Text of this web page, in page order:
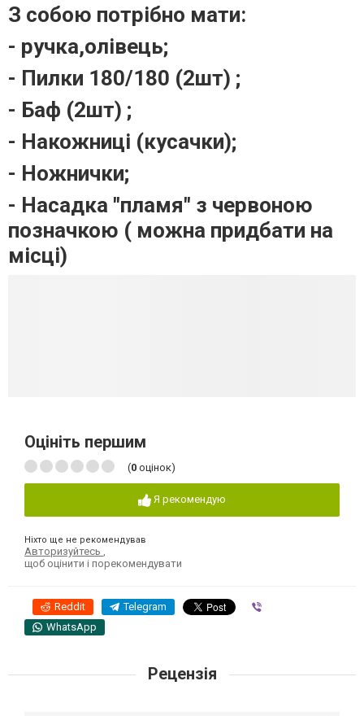
З собою потрібно мати:
- ручка,олівець;
- Пилки 180/180 (2шт) ;
- Баф (2шт) ;
- Накожниці (кусачки);
- Ножнички;
- Насадка "пламя" з червоною
позначкою ( можна придбати на
місці)
Оцініть першим
(0 оцінок)
Я рекомендую
Ніхто ще не рекомендував
Авторизуйтесь
щоб оцінити і порекомендувати
Reddit Telegram
WhatsApp
Рецензія